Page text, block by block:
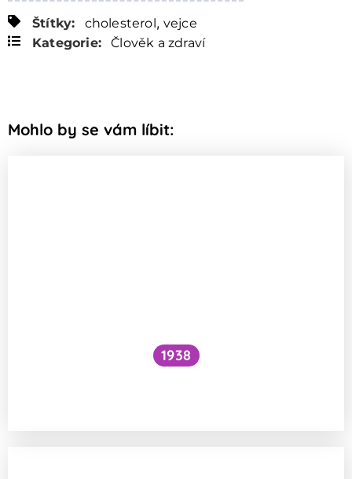
Štítky: cholesterol , vejce
Kategorie:
Člověk a zdraví
Mohlo by se vám líbit:
1938